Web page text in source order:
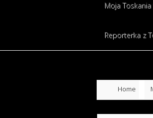
Moja
Reporterka z
Home